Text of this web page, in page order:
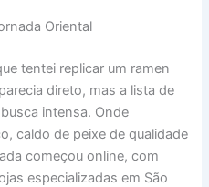
Oriental
tentei replicar um ramen
direto, mas a lista de
intensa. Onde
caldo de peixe de qualidade
começou online, com
especializadas em São